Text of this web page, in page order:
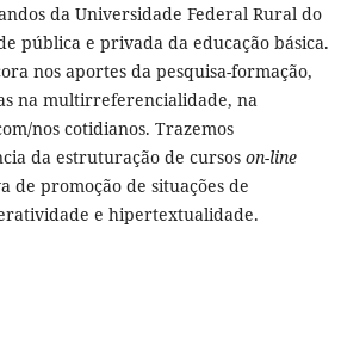
da Universidade Federal Rural do
pública e privada da educação básica.
nos aportes da pesquisa-formação,
na multirreferencialidade, na
nos cotidianos. Trazemos
da estruturação de cursos on-line
de promoção de situações de
e hipertextualidade.